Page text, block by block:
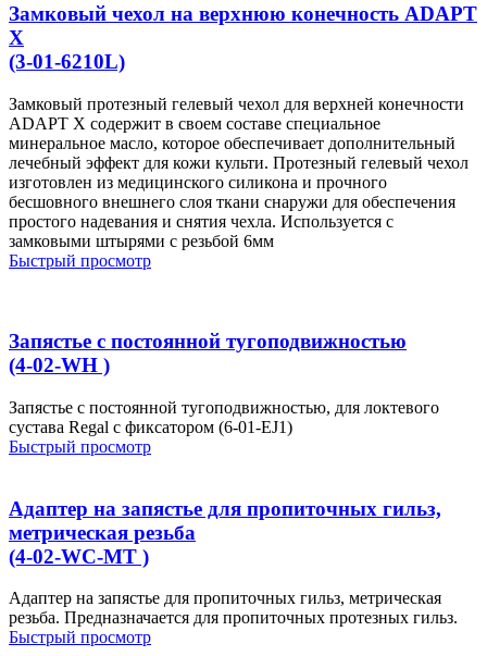
Замковый чехол на верхнюю конечность ADAPT
X
(3-01-6210L)
Замковый протезный гелевый чехол для верхней конечности
ADAPT X содержит в своем составе специальное
минеральное масло, которое обеспечивает дополнительный
лечебный эффект для кожи культи. Протезный гелевый чехол
изготовлен из медицинского силикона и прочного
бесшовного внешнего слоя ткани снаружи для обеспечения
простого надевания и снятия чехла. Используется с
замковыми штырями с резьбой 6мм
Быстрый просмотр
Запястье с постоянной тугоподвижностью
(4-02-WH )
Запястье с постоянной тугоподвижностью, для локтевого
сустава Regal с фиксатором (6-01-EJ1)
Быстрый просмотр
Адаптер на запястье для пропиточных гильз,
метрическая резьба
(4-02-WC-MT )
Адаптер на запястье для пропиточных гильз, метрическая
резьба. Предназначается для пропиточных протезных гильз.
Быстрый просмотр